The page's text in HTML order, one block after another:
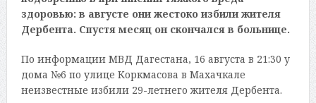
здоровью: в августе они жестоко избили жителя
Дербента. Спустя месяц он скончался в больнице.
По информации МВД Дагестана, 16 августа в 21:30 у
дома №6 по улице Коркмасова в Махачкале
неизвестные избили 29-летнего жителя Дербента.